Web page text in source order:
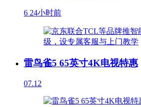
6 24小时前
雷鸟雀5 65英寸4K电视特惠
07.12